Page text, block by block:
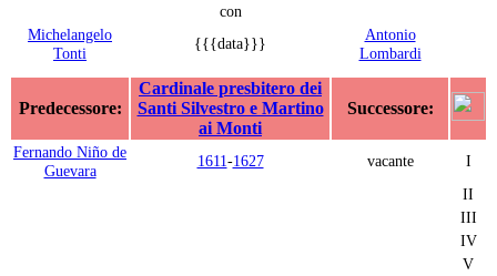
con
Michelangelo
Tonti
{{{data}}}
Antonio
Lombardi
Predecessore:
Cardinale presbitero dei
Santi Silvestro e Martino
ai Monti
Successore:
Fernando Niño de
Guevara
1611-1627 vacante
I
II
III
IV
V